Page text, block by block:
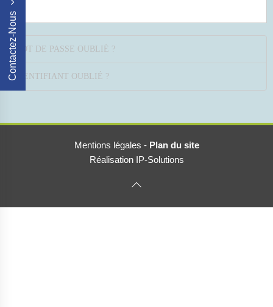
Contactez-NousMOT DE PASSE OUBLIÉ ?
IDENTIFIANT OUBLIÉ ?
Mentions légales - Plan du site
Réalisation IP-Solutions